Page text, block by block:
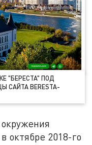
"БЕРЕСТА" ПОД
САЙТА BERESTA-
октябре 2018-го